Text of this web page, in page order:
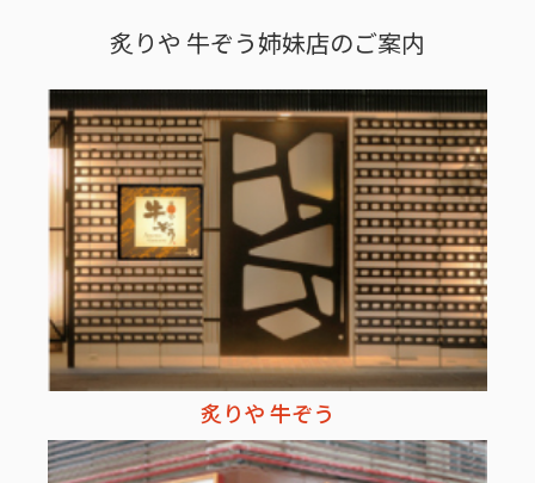
炙りや 牛ぞう姉妹店のご案内
炙りや 牛ぞう